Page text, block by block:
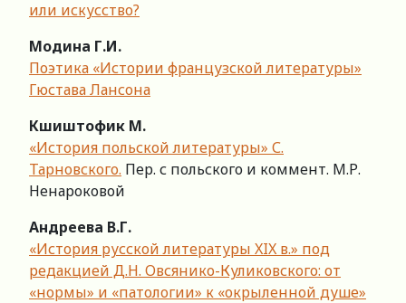
или искусство?
Модина Г.И.
Поэтика «Истории французской литературы»
Гюстава Лансона
Кшиштофик М.
«История польской литературы» С.
Тарновского. Пер. с польского и коммент. М.Р.
Ненароковой
Андреева В.Г.
«История русской литературы XIX в.» под
редакцией Д.Н. Овсянико-Куликовского: от
«нормы» и «патологии» к «окрыленной душе»